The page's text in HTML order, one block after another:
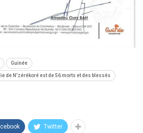
Guinée
de N'zérékoré est de 56 morts et des blessés
Twitter